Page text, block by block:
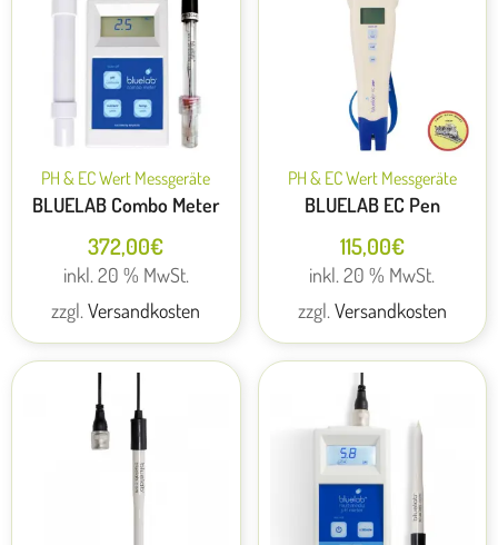
PH & EC Wert Messgeräte
BLUELAB Combo Meter
372,00€
inkl. 20 % MwSt.
zzgl.Versandkosten
PH & EC Wert Messgeräte
BLUELAB EC Pen
115,00€
inkl. 20 % MwSt.
zzgl. Versandkosten